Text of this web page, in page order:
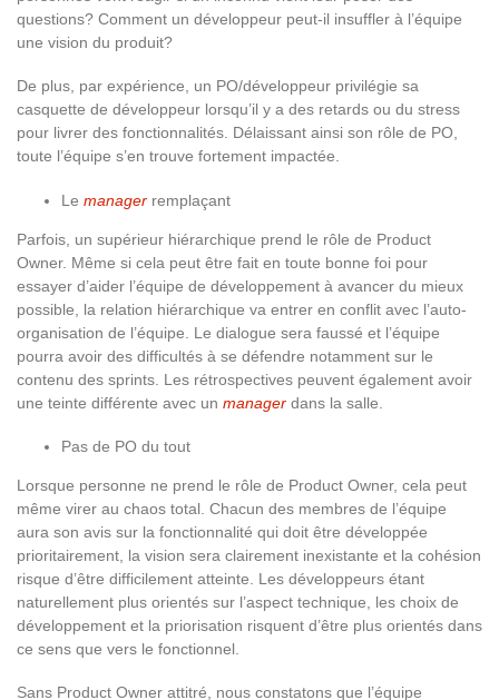
questions? Comment un développeur peut-il insuffler à l’équipe
une vision du produit?
De plus, par expérience, un PO/développeur privilégie sa
casquette de développeur lorsqu’il y a des retards ou du stress
pour livrer des fonctionnalités. Délaissant ainsi son rôle de PO,
toute l’équipe s’en trouve fortement impactée.
Le manager remplaçant
Parfois, un supérieur hiérarchique prend le rôle de Product
Owner. Même si cela peut être fait en toute bonne foi pour
essayer d’aider l’équipe de développement à avancer du mieux
possible, la relation hiérarchique va entrer en conflit avec l’auto-
organisation de l’équipe. Le dialogue sera faussé et l’équipe
pourra avoir des difficultés à se défendre notamment sur le
contenu des sprints. Les rétrospectives peuvent également avoir
une teinte différente avec un manager dans la salle.
Pas de PO du tout
Lorsque personne ne prend le rôle de Product Owner, cela peut
même virer au chaos total. Chacun des membres de l’équipe
aura son avis sur la fonctionnalité qui doit être développée
prioritairement, la vision sera clairement inexistante et la cohésion
risque d’être difficilement atteinte. Les développeurs étant
naturellement plus orientés sur l’aspect technique, les choix de
développement et la priorisation risquent d’être plus orientés dans
ce sens que vers le fonctionnel.
Sans Product Owner attitré, nous constatons que l’équipe